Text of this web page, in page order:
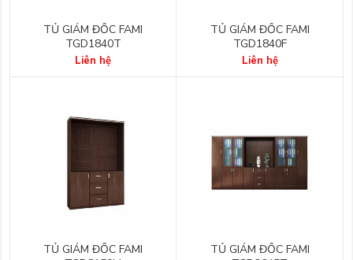
TỦ GIÁM ĐỐC FAMI
TGD1840T
Liên hệ
TỦ GIÁM ĐỐC FAMI
TGD1840F
Liên hệ
TỦ GIÁM ĐỐC FAMI
TỦ GIÁM ĐỐC FAMI